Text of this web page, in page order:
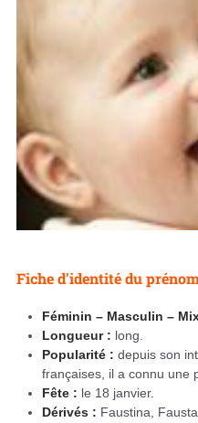
Fiche d'identité du
Féminin – Masculin –
Longueur : long.
Popularité : depuis son
françaises, il a connu une
Fête : le 18 janvier.
Dérivés : Faustina, Fausta.